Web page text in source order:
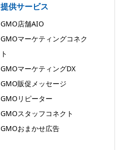
提供サービス
GMO店舗AIO
GMOマーケティングコネク
ト
GMOマーケティングDX
GMO販促メッセージ
GMOリピーター
GMOスタッフコネクト
GMOおまかせ広告